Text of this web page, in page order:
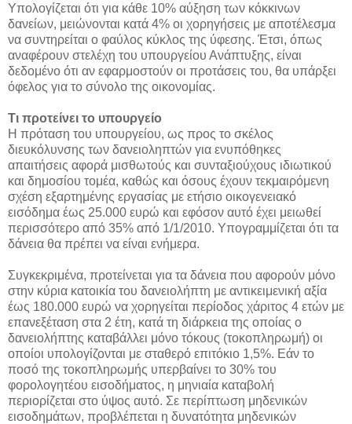
Υπολογίζεται ότι για κάθε 10% αύξηση των κόκκινων
δανείων, μειώνονται κατά 4% οι χορηγήσεις με αποτέλεσμα
να συντηρείται ο φαύλος κύκλος της ύφεσης. Έτσι, όπως
αναφέρουν στελέχη του υπουργείου Ανάπτυξης, είναι
δεδομένο ότι αν εφαρμοστούν οι προτάσεις του, θα υπάρξει
όφελος για το σύνολο της οικονομίας.
Τι προτείνει το υπουργείο
Η πρόταση του υπουργείου, ως προς το σκέλος
διευκόλυνσης των δανειοληπτών για ενυπόθηκες
απαιτήσεις αφορά μισθωτούς και συνταξιούχους ιδιωτικού
και δημοσίου τομέα, καθώς και όσους έχουν τεκμαιρόμενη
σχέση εξαρτημένης εργασίας με ετήσιο οικογενειακό
εισόδημα έως 25.000 ευρώ και εφόσον αυτό έχει μειωθεί
περισσότερο από 35% από 1/1/2010. Υπογραμμίζεται ότι τα
δάνεια θα πρέπει να είναι ενήμερα.
Συγκεκριμένα, προτείνεται για τα δάνεια που αφορούν μόνο
στην κύρια κατοικία του δανειολήπτη με αντικειμενική αξία
έως 180.000 ευρώ να χορηγείται περίοδος χάριτος 4 ετών με
επανεξέταση στα 2 έτη, κατά τη διάρκεια της οποίας ο
δανειολήπτης καταβάλλει μόνο τόκους (τοκοπληρωμή) οι
οποίοι υπολογίζονται με σταθερό επιτόκιο 1,5%. Εάν το
ποσό της τοκοπληρωμής υπερβαίνει το 30% του
φορολογητέου εισοδήματος, η μηνιαία καταβολή
περιορίζεται στο ύψος αυτό. Σε περίπτωση μηδενικών
εισοδημάτων, προβλέπεται η δυνατότητα μηδενικών